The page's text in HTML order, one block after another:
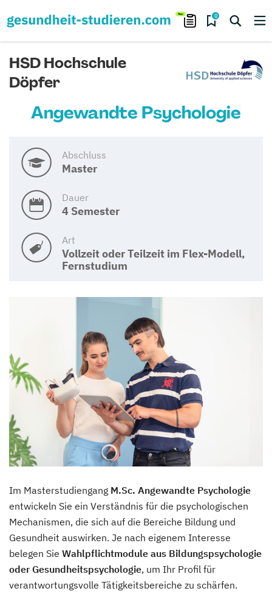
0
HSD Hochschule
Döpfer
Angewandte Psychologie
Abschluss
Master
Dauer
4 Semester
Art
Vollzeit oder Teilzeit im Flex-Modell,
Fernstudium
Im Masterstudiengang M.Sc. Angewandte Psychologie
entwickeln Sie ein Verständnis für die psychologischen
Mechanismen, die sich auf die Bereiche Bildung und
Gesundheit auswirken. Je nach eigenem Interesse
belegen Sie Wahlpflichtmodule aus Bildungspsychologie
oder Gesundheitspsychologie, um Ihr Profil für
verantwortungsvolle Tätigkeitsbereiche zu schärfen.